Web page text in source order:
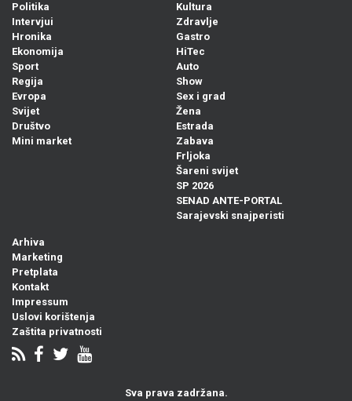
Politika
Intervjui
Hronika
Ekonomija
Sport
Regija
Evropa
Svijet
Društvo
Mini market
Kultura
Zdravlje
Gastro
HiTec
Auto
Show
Sex i grad
Žena
Estrada
Zabava
Frljoka
Šareni svijet
SP 2026
SENAD ANTE-PORTAL
Sarajevski snajperisti
Arhiva
Marketing
Pretplata
Kontakt
Impressum
Uslovi korištenja
Zaštita privatnosti
Sva prava zadržana.